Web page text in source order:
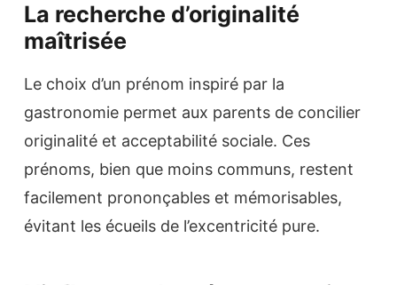
La recherche d’originalité
maîtrisée
Le choix d’un prénom inspiré par la
gastronomie permet aux parents de concilier
originalité et acceptabilité sociale. Ces
prénoms, bien que moins communs, restent
facilement prononçables et mémorisables,
évitant les écueils de l’excentricité pure.